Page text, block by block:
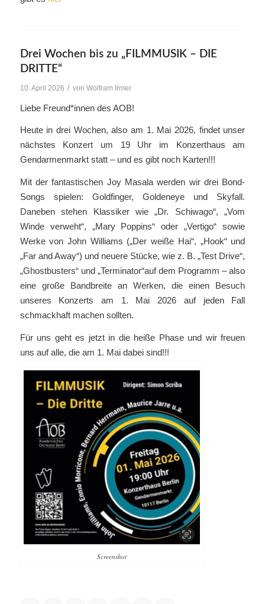
Drei Wochen bis zu „FILMMUSIK – DIE
DRITTE“
10. April 2026 / von Wolfram Irmer
Liebe Freund*innen des AOB!
Heute in drei Wochen, also am 1. Mai 2026, findet unser
nächstes Konzert um 19 Uhr im Konzerthaus am
Gendarmenmarkt statt – und es gibt noch Karten!!!
Mit der fantastischen Joy Masala werden wir drei Bond-
Songs spielen: Goldfinger, Goldeneye und Skyfall.
Daneben stehen Klassiker wie „Dr. Schiwago“, „Vom
Winde verweht“, „Mary Poppins“ oder „Vertigo“ sowie
Werke von John Williams („Der weiße Hai“, „Hook“ und
„Far and Away“) und neuere Stücke, wie z. B. „Test Drive“,
„Ghostbusters“ und „Terminator“auf dem Programm – also
eine große Bandbreite an Werken, die einen Besuch
unseres Konzerts am 1. Mai 2026 auf jeden Fall
schmackhaft machen sollten.
Für uns geht es jetzt in die heiße Phase und wir freuen
uns auf alle, die am 1. Mai dabei sind!!!
Screenshot